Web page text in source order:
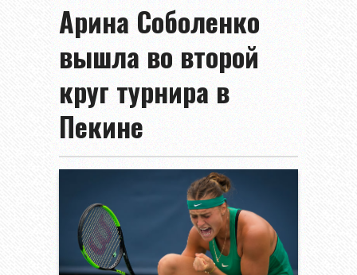
Арина Соболенко
вышла во второй
круг турнира в
Пекине